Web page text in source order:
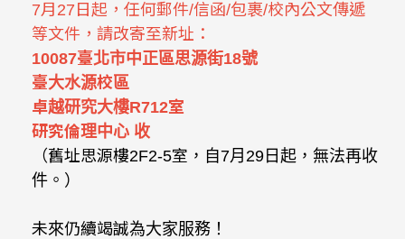
7月27日起，任何郵件/信函/包裹/校內公文傳遞
等文件，請改寄至新址：
10087臺北市中正區思源街18號
臺大水源校區
卓越研究大樓R712室
研究倫理中心 收
（舊址思源樓2F2-5室，自7月29日起，無法再收
件。）
未來仍續竭誠為大家服務！